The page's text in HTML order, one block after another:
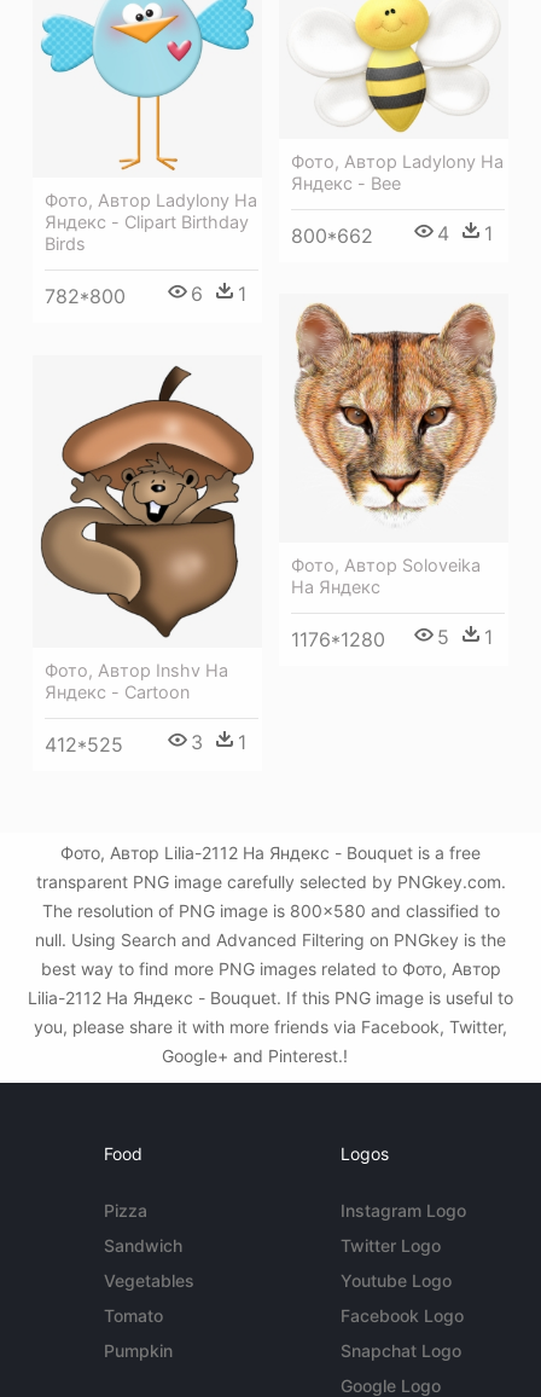
Фото, Автор Ladylony На
Яндекс - Clipart Birthday
Birds
782*800 6 1
Фото, Автор Ladylony На
Яндекс - Bee
800*662 4 1
Фото, Автор Soloveika
На Яндекс
1176*1280 5 1
Фото, Автор Inshv На
Яндекс - Cartoon
412*525 3 1
Фото, Автор Lilia-2112 На Яндекс - Bouquet is a free
transparent PNG image carefully selected by PNGkey.com.
The resolution of PNG image is 800x580 and classified to
null. Using Search and Advanced Filtering on PNGkey is the
best way to find more PNG images related to Фото, Автор
Lilia-2112 На Яндекс - Bouquet. If this PNG image is useful to
you, please share it with more friends via Facebook, Twitter,
Google+ and Pinterest.!
Food
Pizza
Sandwich
Vegetables
Tomato
Pumpkin
Logos
Instagram Logo
Twitter Logo
Youtube Logo
Facebook Logo
Snapchat Logo
Google Logo